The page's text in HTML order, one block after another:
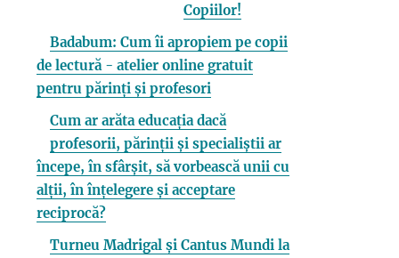
Copiilor!
Badabum: Cum îi apropiem pe copii
de lectură - atelier online gratuit
pentru părinți și profesori
Cum ar arăta educația dacă
profesorii, părinții și specialiștii ar
începe, în sfârșit, să vorbească unii cu
alții, în înțelegere și acceptare
reciprocă?
Turneu Madrigal și Cantus Mundi la